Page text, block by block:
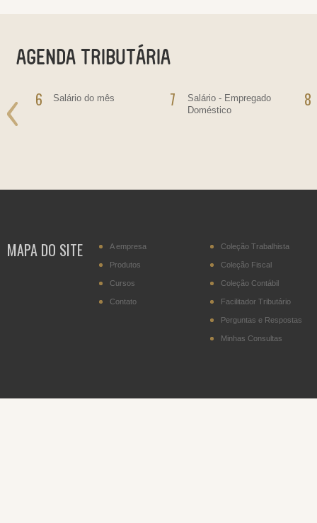
6 Salário do mês 7
Salário - Empregado
Doméstico
8
MAPA DO SITE A empresa
Produtos
Cursos
Contato
Coleção Trabalhista
Coleção Fiscal
Coleção Contábil
Facilitador Tributário
Perguntas e Respostas
Minhas Consultas